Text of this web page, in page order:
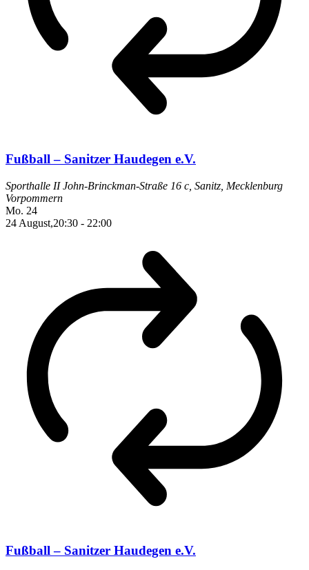
Fußball – Sanitzer Haudegen e.V.
Sporthalle IIJohn-Brinckman-Straße 16 c, Sanitz, Mecklenburg
Vorpommern
Mo. 24
24 August,20:30 - 22:00
Fußball – Sanitzer Haudegen e.V.